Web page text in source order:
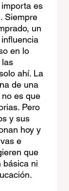
es
Siempre
un
en lo
las
ahí. La
de una
no es que
Pero
y sus
hoy y
e
que
básica ni